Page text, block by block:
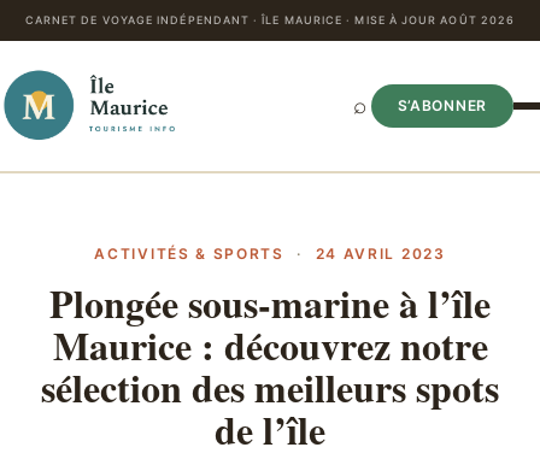
CARNET DE VOYAGE INDÉPENDANT · ÎLE MAURICE · MISE À JOUR AOÛT 2026
⌕ S’ABONNER
ACTIVITÉS & SPORTS · 24 AVRIL 2023
Plongée sous-marine à l’île
Maurice : découvrez notre
sélection des meilleurs spots
de l’île